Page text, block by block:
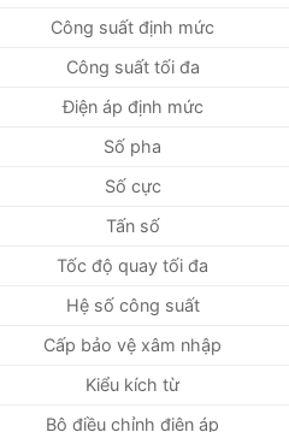
Công suất định mức
Công suất tối đa
Điện áp định mức
Số pha
Số cực
Tấn số
Tốc độ quay tối đa
Hệ số công suất
Cấp bảo vệ xâm nhập
Kiểu kích từ
Bộ điều chỉnh điện áp